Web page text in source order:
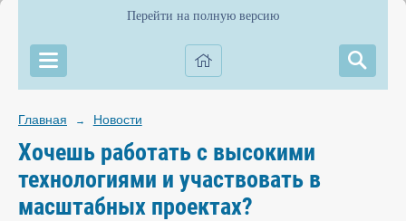
Перейти на полную версию
Главная → Новости
Хочешь работать с высокими
технологиями и участвовать в
масштабных проектах?